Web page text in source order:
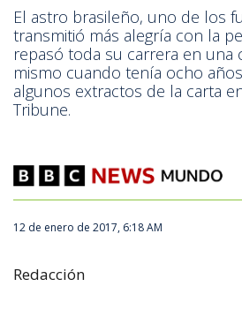
El astro brasileño, uno de los
transmitió más alegría con la
repasó toda su carrera en una
mismo cuando tenía ocho
algunos extractos de la carta
Tribune.
741822_660.jpg
12 de enero de 2017, 6:18 AM
Redacción